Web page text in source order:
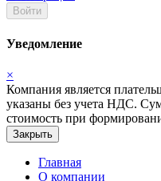
Войти
Уведомление
×
Компания является
указаны без учета НДС.
стоимость при
Закрыть
Главная
О компании